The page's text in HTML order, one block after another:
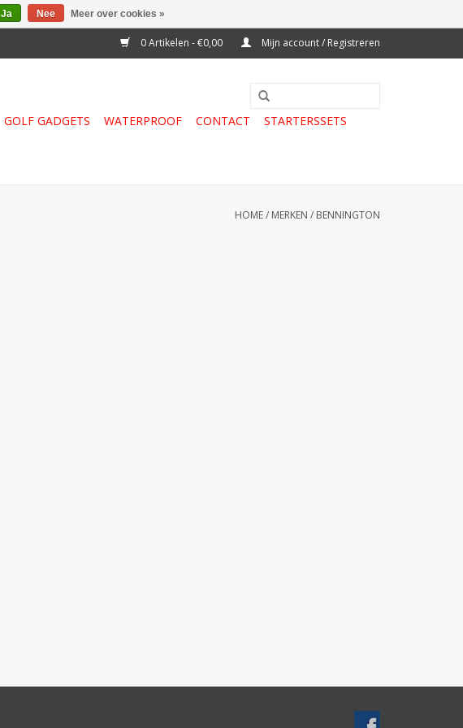
0 Artikelen - €0,00 Mijn account / Registreren
GOLF GADGETS WATERPROOF CONTACT
STARTERSSETS
HOME/ MERKEN / BENNINGTON
Ja Nee Meer over cookies »